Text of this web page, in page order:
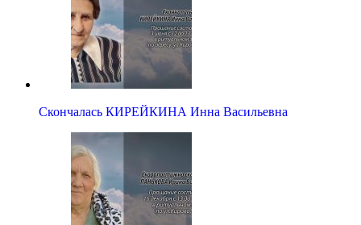
Скончалась КИРЕЙКИНА Инна Васильевна